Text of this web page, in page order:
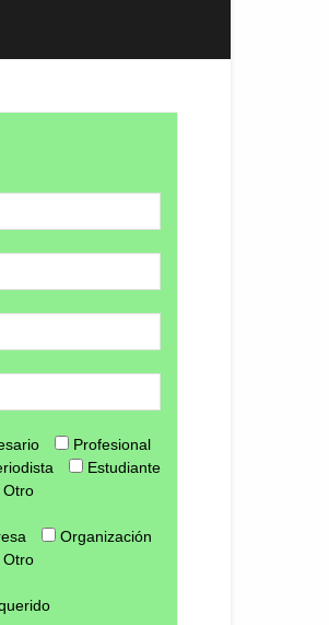
Profesional
Estudiante
Otro
Organización
Otro